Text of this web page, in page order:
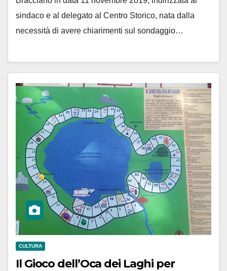
sindaco e al delegato al Centro Storico, nata dalla
necessità di avere chiarimenti sul sondaggio…
CULTURA
Il Gioco dell’Oca dei Laghi per